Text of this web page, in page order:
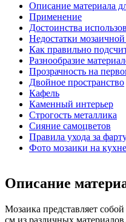
Описание материала
Применение
Достоинства
Недостатки
Как правильно
Разнообразие
Прозрачность на
Двойное пространство
Кафель
Каменный интерьер
Строгость металлика
Сияние самоцветов
Правила ухода за
Фото мозаики на кухне
Описание
Мозаика представляет
см из различных